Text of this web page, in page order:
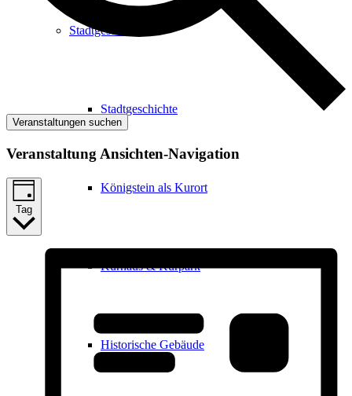
Stadtgeschichte
Stadtgeschichte
Königstein als Kurort
Kurhaus & Kurpark
Historische Gebäude
Veranstaltungen suchen
Veranstaltung Ansichten-Navigation
Tag